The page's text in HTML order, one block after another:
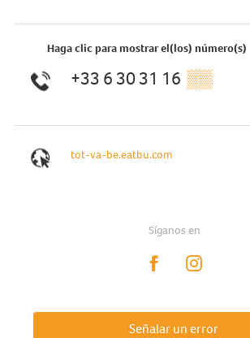
Haga clic para mostrar el(los) número(s)
+33 6 30 31 16 ▒▒
tot-va-be.eatbu.com
Síganos en
Señalar un error